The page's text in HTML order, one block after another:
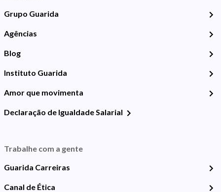
Grupo Guarida
Agências
Blog
Instituto Guarida
Amor que movimenta
Declaração de Igualdade Salarial
Trabalhe com a gente
Guarida Carreiras
Canal de Ética